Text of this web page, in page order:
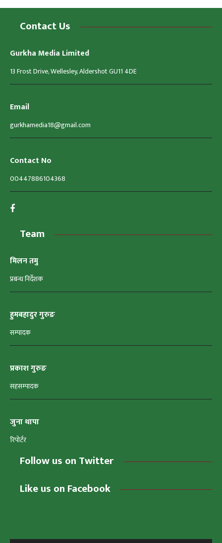
Contact Us
Gurkha Media Limited
13 Frost Drive, Wellesley, Aldershot GU11 4DE
Email
gurkhamedia18@gmail.com
Contact No
00447886104368
Team
मिलन तमु
प्रबन्ध निर्देशक
हुमबहादुर गुरुङ
सम्पादक
प्रकाश गुरुङ
सहसम्पादक
जुना थापा
रिपोर्टर
Follow us on Twitter
Like us on Facebook